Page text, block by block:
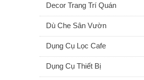
Decor Trang Trí Quán
Dù Che Sân Vườn
Dụng Cụ Lọc Cafe
Dụng Cụ Thiết Bị